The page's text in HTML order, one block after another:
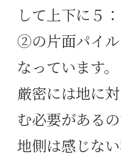
して上下に５
②の片面パイ
なっています
厳密には地に
む必要がある
地側は感じな